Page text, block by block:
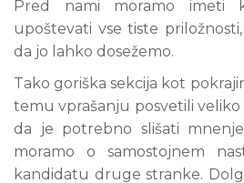
Pred nami moramo imeti
upoštevati vse tiste
da jo lahko dosežemo.
Tako goriška sekcija kot
temu vprašanju posvetili veliko
da je potrebno slišati
moramo o samostojnem
kandidatu druge stranke.